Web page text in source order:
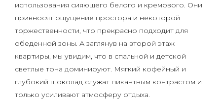
использования сияющего белого и кремового. Они
привносят ощущение простора и некоторой
торжественности, что прекрасно подходит для
обеденной зоны. А заглянув на второй этаж
квартиры, мы увидим, что в спальной и детской
светлые тона доминируют. Мягкий кофейный и
глубокий шоколад служат пикантным контрастом и
только усиливают атмосферу отдыха.